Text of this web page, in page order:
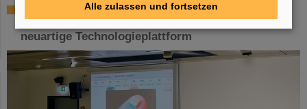
Sensoren für die Energiewende – made in
Rüsselsheim: Forschende der HSRM entwickeln
neuartige Technologieplattform
Alle zulassen und fortsetzen